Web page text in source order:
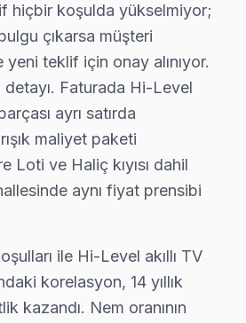
Ağımız: Eyüp Tüm
servisi arayan tüm
Cuma, Rami Yeni, Sakarya,
Alibeyköy, Çiftalan,
Işıklar, İslambey, Karadolap,
Yerel İçerik ve Deneyim
ilçenin Avrupa Yakası'ndaki
kuşak: Pierre Loti ve bağlantılı
mahalleler: Haliç kıyısı ve
seçmeden önce sorulması
hiçbir koşulda yükselmiyor;
çıkarsa müşteri
teklif için onay alınıyor.
Faturada Hi-Level
ayrı satırda
maliyet paketi
Loti ve Haliç kıyısı dahil
aynı fiyat prensibi
ile Hi-Level akıllı TV
korelasyon, 14 yıllık
kazandı. Nem oranının